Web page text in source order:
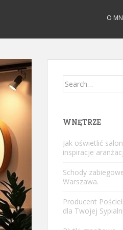
O
Search
WNĘTRZE
Jak oświetlić
inspiracje
Schody
Warszawa.
Producent
dla Twojej Sypialni